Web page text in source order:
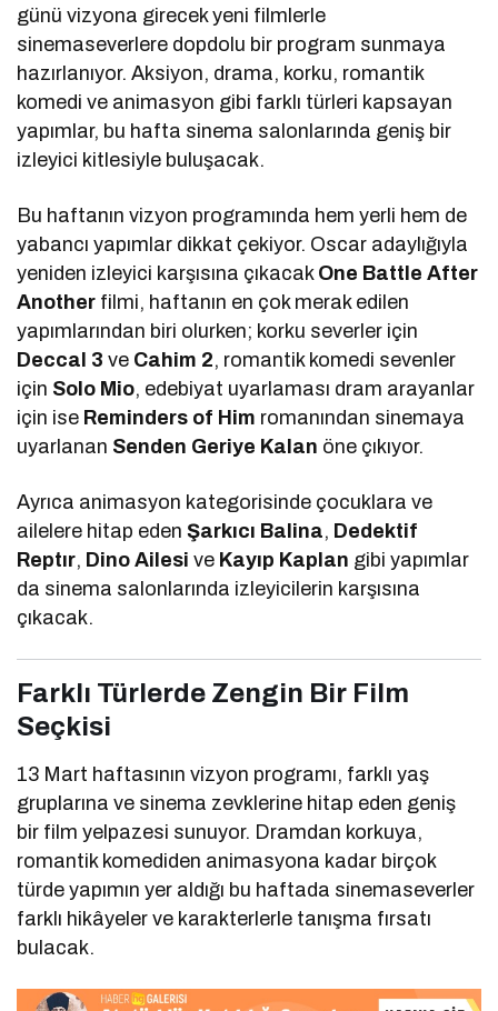
günü vizyona girecek yeni filmlerle
sinemaseverlere dopdolu bir program sunmaya
hazırlanıyor. Aksiyon, drama, korku, romantik
komedi ve animasyon gibi farklı türleri kapsayan
yapımlar, bu hafta sinema salonlarında geniş bir
izleyici kitlesiyle buluşacak.
Bu haftanın vizyon programında hem yerli hem de
yabancı yapımlar dikkat çekiyor. Oscar adaylığıyla
yeniden izleyici karşısına çıkacak One Battle After
Another filmi, haftanın en çok merak edilen
yapımlarından biri olurken; korku severler için
Deccal 3 ve Cahim 2, romantik komedi sevenler
için Solo Mio, edebiyat uyarlaması dram arayanlar
için ise Reminders of Him romanından sinemaya
uyarlanan Senden Geriye Kalan öne çıkıyor.
Ayrıca animasyon kategorisinde çocuklara ve
ailelere hitap edenŞarkıcı Balina, Dedektif
Reptır, Dino Ailesi ve Kayıp Kaplan gibi yapımlar
da sinema salonlarında izleyicilerin karşısına
çıkacak.
Farklı Türlerde Zengin Bir Film
Seçkisi
13 Mart haftasının vizyon programı, farklı yaş
gruplarına ve sinema zevklerine hitap eden geniş
bir film yelpazesi sunuyor. Dramdan korkuya,
romantik komediden animasyona kadar birçok
türde yapımın yer aldığı bu haftada sinemaseverler
farklı hikâyeler ve karakterlerle tanışma fırsatı
bulacak.